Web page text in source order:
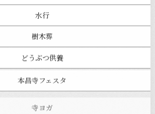
水行
樹木葬
どうぶつ供養
本昌寺フェスタ